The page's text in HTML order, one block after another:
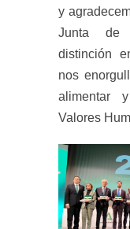
y
Junta de
distinción
nos
alimentar
Valores